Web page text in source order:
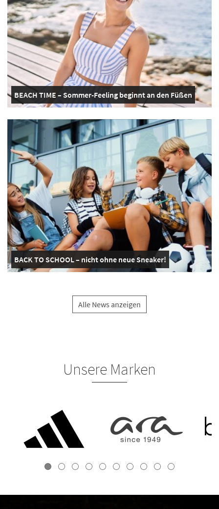
BEACH TIME – Sommer-Feeling beginnt an den Füßen
BACK TO SCHOOL – nicht ohne neue Sneaker!
Alle News anzeigen
Unsere Marken